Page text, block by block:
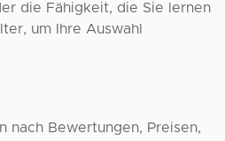
die Fähigkeit, die Sie lernen
um Ihre Auswahl
nach Bewertungen, Preisen,